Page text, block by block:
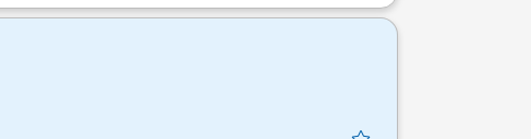
technicznej. Weryfikacja stanu